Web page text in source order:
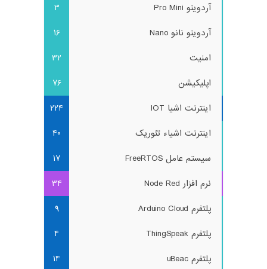
آردوینو Pro Mini
3
آردوینو نانو Nano
16
امنیت
32
اپلیکیشن
76
اینترنت اشیا IOT
224
اینترنت اشیاء تئوریک
40
سیستم عامل FreeRTOS
17
نرم افزار Node Red
34
پلتفرم Arduino Cloud
9
پلتفرم ThingSpeak
4
پلتفرم uBeac
14